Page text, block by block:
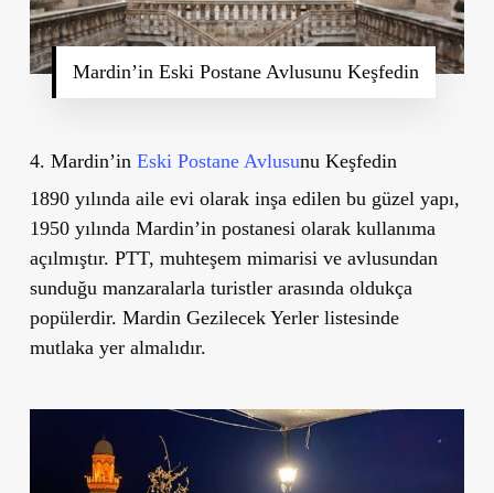
Mardin’in Eski Postane Avlusunu Keşfedin
4. Mardin’in Eski Postane Avlusunu Keşfedin
1890 yılında aile evi olarak inşa edilen bu güzel yapı,
1950 yılında Mardin’in postanesi olarak kullanıma
açılmıştır. PTT, muhteşem mimarisi ve avlusundan
sunduğu manzaralarla turistler arasında oldukça
popülerdir. Mardin Gezilecek Yerler listesinde
mutlaka yer almalıdır.